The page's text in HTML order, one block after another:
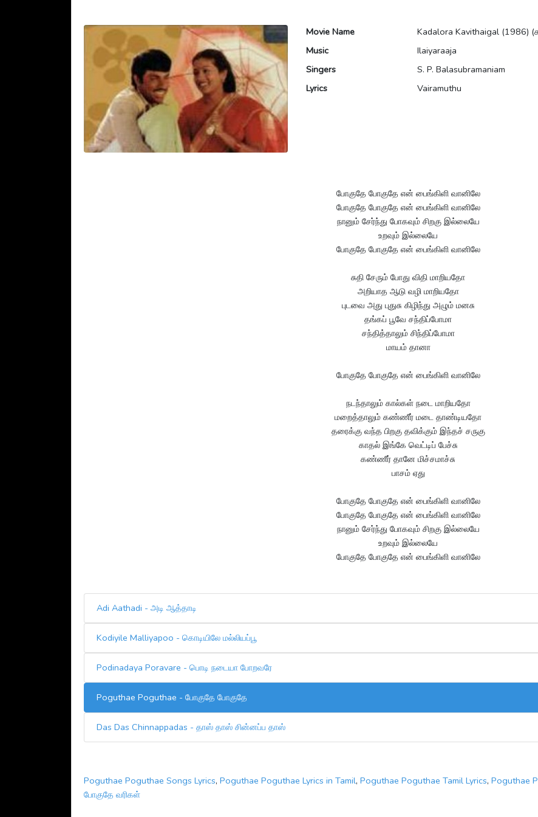
Movie Name
Kadalora Kavithaigal (1986)
Music
Ilaiyaraaja
Singers
S. P. Balasubramaniam
Lyrics
Vairamuthu
போகுதே போகுதே என் பைங்கிளி வானிலே
போகுதே போகுதே என் பைங்கிளி வானிலே
நானும் சேர்ந்து போகவும் சிறகு இல்லையே
உறவும் இல்லையே
போகுதே போகுதே என் பைங்கிளி வானிலே
சுதி சேரும் போது விதி மாறியதோ
அறியாத ஆடு வழி மாறியதோ
புடவை அது புதுசு கிழிந்து அழும் மனசு
தங்கப் பூவே சந்திப்போமா
சந்தித்தாலும் சிந்திப்போமா
மாயம் தானா
போகுதே போகுதே என் பைங்கிளி வானிலே
நடந்தாலும் கால்கள் நடை மாறியதோ
மறைத்தாலும் கண்ணீர் மடை தாண்டியதோ
தரைக்கு வந்த பிறகு தவிக்கும் இந்தச் சருகு
காதல் இங்கே வெட்டிப் பேச்சு
கண்ணீர் தானே மிச்சமாச்சு
பாசம் ஏது
போகுதே போகுதே என் பைங்கிளி வானிலே
போகுதே போகுதே என் பைங்கிளி வானிலே
நானும் சேர்ந்து போகவும் சிறகு இல்லையே
உறவும் இல்லையே
போகுதே போகுதே என் பைங்கிளி வானிலே
Adi Aathadi - அடி ஆத்தாடி
Kodiyile Malliyapoo - கொடியிலே மல்லியப்பூ
Podinadaya Poravare - பொடி நடையா போறவரே
Poguthae Poguthae - போகுதே போகுதே
Das Das Chinnappadas - தாஸ் தாஸ் சின்னப்ப தாஸ்
Poguthae Poguthae Songs Lyrics, Poguthae Poguthae Lyrics in Tamil, Poguthae Poguthae Tamil Lyrics, Poguthae
போகுதே வரிகள்